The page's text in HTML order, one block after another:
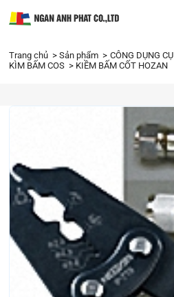
Trang chủ Sản phẩm CÔNG DỤNG CỤ
KÌM BẤM COS
KIỀM BẤM CỐT HOZAN